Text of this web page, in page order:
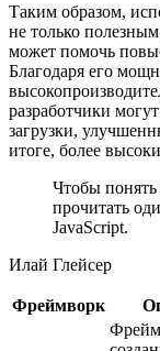
Таким образом,
не только
может помочь
Благодаря его
разработчики
загрузки,
итоге, более
Чтобы
прочитать
JavaScript.
Илай Глейсер
Фреймворк